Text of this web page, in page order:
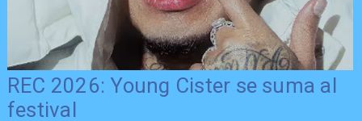
REC 2026: Young Cister se suma al
festival